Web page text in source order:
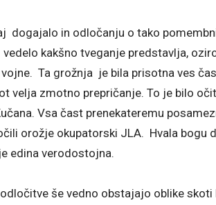
dogajalo in odločanju o tako
kakšno tveganje predstavlja,
Ta grožnja je bila prisotna ves
velja zmotno prepričanje. To je bilo
Vsa čast prenekateremu
orožje okupatorski JLA. Hvala bogu
edina verodostojna.
še vedno obstajajo oblike